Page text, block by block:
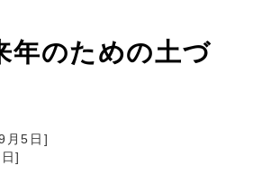
年のための土づ
月5日 ]
]